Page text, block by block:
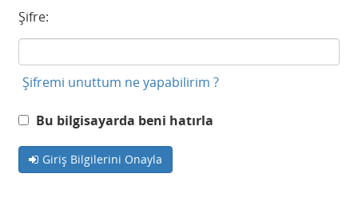
Şifre:
Şifremi unuttum ne yapabilirim ?
Bu bilgisayarda beni hatırla
Giriş Bilgilerini Onayla